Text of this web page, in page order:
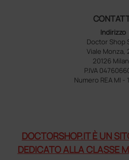
Indirizzo
Doctor Shop
Viale Monza,
20126
P.IVA
Numero REA MI -
DOCTORSHOP.IT È UN
DEDICATO ALLA CLASSE